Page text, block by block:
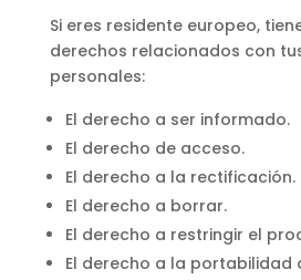
Si eres residente europeo,
derechos relacionados con
personales:
El derecho a ser informado.
El derecho de acceso.
El derecho a la rectificación.
El derecho a borrar.
El derecho a restringir el
El derecho a la portabilidad